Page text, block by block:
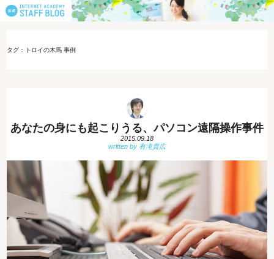
タグ：トロイの木馬 事例
あなたの身にも起こりうる、パソコン遠隔操作事件
2015.09.18